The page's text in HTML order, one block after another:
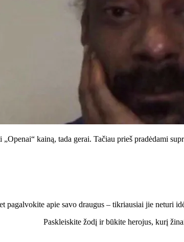
kainą, tada gerai. Tačiau prieš pradėdami
pagalvokite apie savo draugus – tikriausiai jie neturi
Paskleiskite žodį ir būkite herojus, kurį